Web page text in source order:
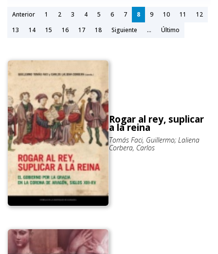
Anterior 1 2 3 4 5 6 7 8 9 10 11
12
13
14 15 16 17 18 Siguiente ... Último
Rogar al rey, suplicar
a la reina
Tomás Faci, Guillermo; Laliena
Corbera, Carlos